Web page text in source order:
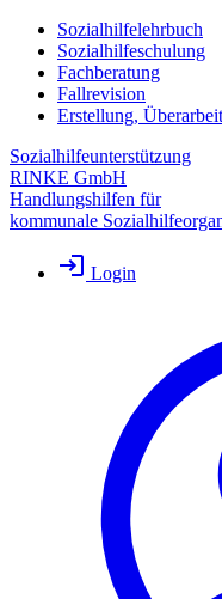
Sozialhilfelehrbuch
Sozialhilfeschulung
Fachberatung
Fallrevision
Erstellung,
Sozialhilfeunterstützung
RINKE GmbH
Handlungshilfen für
kommunale
Login